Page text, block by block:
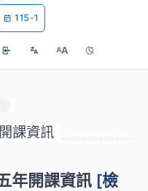
115-1
AA
課資訊
年開課資訊 [檢